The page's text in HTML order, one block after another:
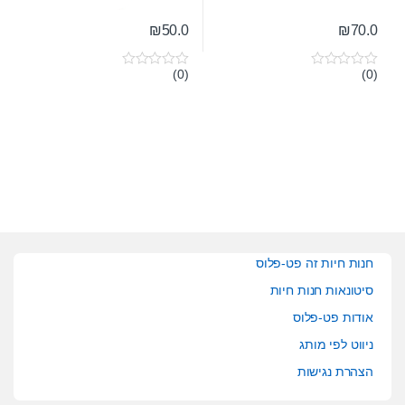
₪70.0
0(0)
₪50.0
0(0)
חנות חיות זה פט-פלוס
סיטונאות חנות חיות
אודות פט-פלוס
ניווט לפי מותג
הצהרת נגישות